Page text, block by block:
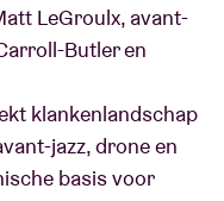
LeGroulx, avant-
Butler en
klankenlandschap
jazz, drone en
basis voor